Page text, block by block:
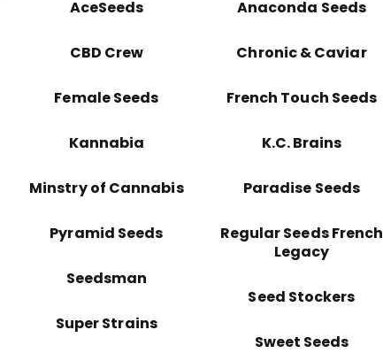
AceSeeds
CBD Crew
Female Seeds
Kannabia
Minstry of Cannabis
Pyramid Seeds
Seedsman
Super Strains
Anaconda Seeds
Chronic & Caviar
French Touch Seeds
K.C. Brains
Paradise Seeds
Regular Seeds French
Legacy
Seed Stockers
Sweet Seeds